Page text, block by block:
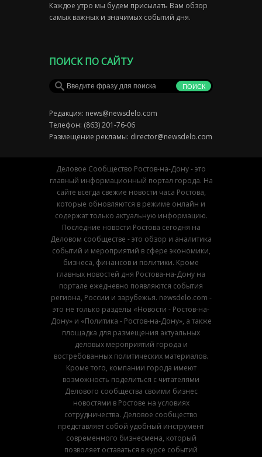
Каждое утро мы будем присылать Вам обзор
самых важных и значимых событий дня.
ПОИСК ПО САЙТУ
Редакция: news@newsdelo.com
Телефон: (863) 201-76-06
Размещение рекламы: director@newsdelo.com
Деловое Сообщество Ростов-на-Дону - это
главный информационный портал города. На
сайте всегда свежие новости часа Ростова,
которые обновляются в режиме онлайн и
содержат только актуальную информацию.
Последние новости Ростова сегодня на
Деловом сообществе - это обзор и аналитика
событий и мероприятий в сфере экономики,
бизнеса, финансов и политики. Кроме
главных новостей дня Ростова-на-Дону на
портале ежедневно появляются события
региона, России и зарубежья. newsdelo.com -
это не только разделы «Новости - Ростов-на-
Дону» и «Политика - Ростов-на-Дону», а также
площадка для размещения актуальных
деловых мероприятий города и
востребованных политических материалов.
Кроме того, компании города имеют
возможность поделиться с читателями
Делового сообщества своими бизнес
новостями в Ростове на условиях
сотрудничества. Деловое сообщество
представляет собой удобный инструмент
современного бизнесмена, который
позволяет оставаться в курсе событий